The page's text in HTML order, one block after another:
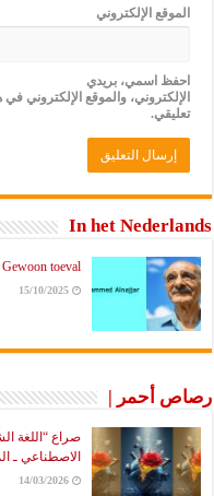
الموقع الإلكتروني
احفظ اسمي، بريدي
الإلكتروني، والموقع الإلكتروني
تعليقي.
In het Nederlands
Gewoon toeval
15/10/2025
رصاص أحمر |
صراع “اللغة
الاصطناعي ـ
14/03/2026